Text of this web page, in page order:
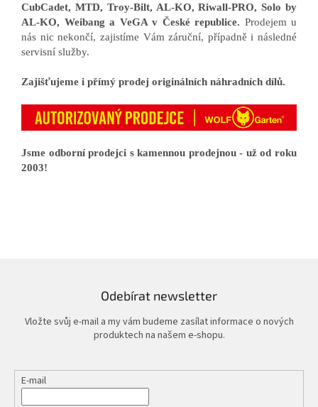
CubCadet, MTD, Troy-Bilt, AL-KO, Riwall-PRO, Solo by
AL-KO, Weibang a VeGA v České republice. Prodejem u
nás nic nekončí, zajistíme Vám záruční, případně i následné
servisní služby.
Zajišťujeme i přímý prodej originálních náhradních dílů.
Jsme odborní prodejci s kamennou prodejnou - už od roku
2003!
Odebírat newsletter
Vložte svůj e-mail a my vám budeme zasílat informace o nových
produktech na našem e-shopu.
E-mail